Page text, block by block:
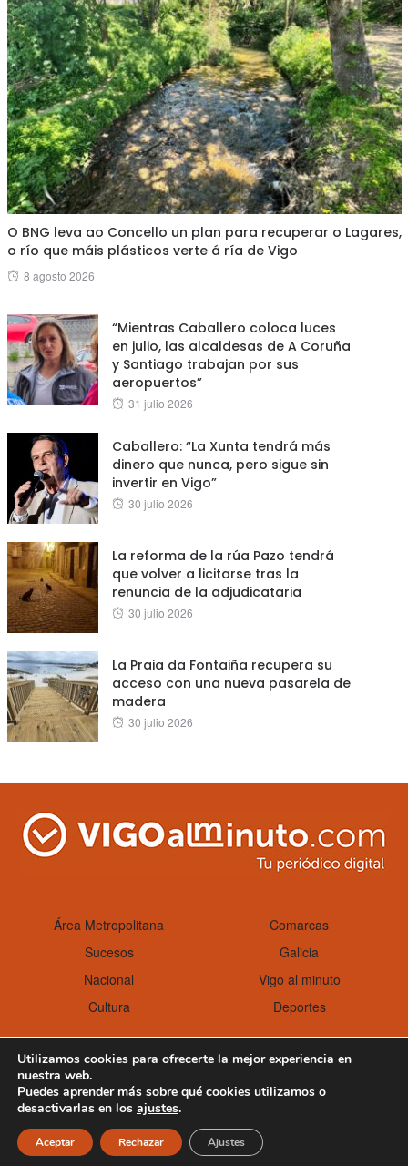
O BNG leva ao Concello un plan para recuperar o Lagares,
o río que máis plásticos verte á ría de Vigo
Posted
8 agosto 2026
“Mientras Caballero coloca luces
en julio, las alcaldesas de A Coruña
y Santiago trabajan por sus
aeropuertos”
Posted
31 julio 2026
Caballero: “La Xunta tendrá más
dinero que nunca, pero sigue sin
invertir en Vigo”
Posted
30 julio 2026
La reforma de la rúa Pazo tendrá
que volver a licitarse tras la
renuncia de la adjudicataria
Posted
30 julio 2026
La Praia da Fontaiña recupera su
acceso con una nueva pasarela de
madera
Posted
30 julio 2026
Área Metropolitana
Comarcas
Sucesos
Galicia
Nacional
Vigo al minuto
Cultura
Deportes
Aviso Legal Política de cookies
Utilizamos cookies para ofrecerte la mejor experiencia en
nuestra web.
Puedes aprender más sobre qué cookies utilizamos o
desactivarlas en los ajustes.
Aceptar Rechazar Ajustes